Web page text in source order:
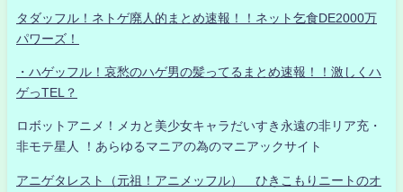
タダッフル！ネトゲ廃人的まとめ速報！！ネット乞食DE2000万
パワーズ！
・ハゲッフル！哀愁のハゲ男の髪ってるまとめ速報！！激しくハ
ゲっTEL？
ロボットアニメ！メカと美少女キャラだいすき永遠の非リア充・
非モテ星人 ！あらゆるマニアの為のマニアックサイト
アニゲタレスト（元祖！アニメッフル） ひきこもりニートのオ